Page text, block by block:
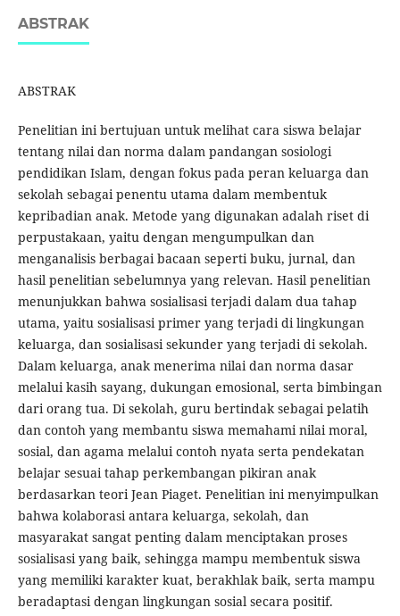
ABSTRAK
ABSTRAK
Penelitian ini bertujuan untuk melihat cara siswa belajar
tentang nilai dan norma dalam pandangan sosiologi
pendidikan Islam, dengan fokus pada peran keluarga dan
sekolah sebagai penentu utama dalam membentuk
kepribadian anak. Metode yang digunakan adalah riset di
perpustakaan, yaitu dengan mengumpulkan dan
menganalisis berbagai bacaan seperti buku, jurnal, dan
hasil penelitian sebelumnya yang relevan. Hasil penelitian
menunjukkan bahwa sosialisasi terjadi dalam dua tahap
utama, yaitu sosialisasi primer yang terjadi di lingkungan
keluarga, dan sosialisasi sekunder yang terjadi di sekolah.
Dalam keluarga, anak menerima nilai dan norma dasar
melalui kasih sayang, dukungan emosional, serta bimbingan
dari orang tua. Di sekolah, guru bertindak sebagai pelatih
dan contoh yang membantu siswa memahami nilai moral,
sosial, dan agama melalui contoh nyata serta pendekatan
belajar sesuai tahap perkembangan pikiran anak
berdasarkan teori Jean Piaget. Penelitian ini menyimpulkan
bahwa kolaborasi antara keluarga, sekolah, dan
masyarakat sangat penting dalam menciptakan proses
sosialisasi yang baik, sehingga mampu membentuk siswa
yang memiliki karakter kuat, berakhlak baik, serta mampu
beradaptasi dengan lingkungan sosial secara positif.